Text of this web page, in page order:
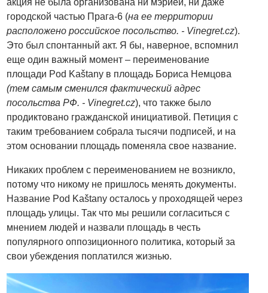
акция не была организована ни мэрией, ни даже
городской частью Прага-6 (на ее территории
расположено российское посольство. - Vinegret.cz).
Это был спонтанный акт. Я бы, наверное, вспомнил
еще один важный момент – переименование
площади Pod Kaštany в площадь Бориса Немцова
(тем самым сменился фактический адрес
посольства РФ. - Vinegret.cz), что также было
продиктовано гражданской инициативой. Петиция с
таким требованием собрала тысячи подписей, и на
этом основании площадь поменяла свое название.
Никаких проблем с переименованием не возникло,
потому что никому не пришлось менять документы.
Название Pod Kaštany осталось у проходящей через
площадь улицы. Так что мы решили согласиться с
мнением людей и назвали площадь в честь
популярного оппозиционного политика, который за
свои убеждения поплатился жизнью.